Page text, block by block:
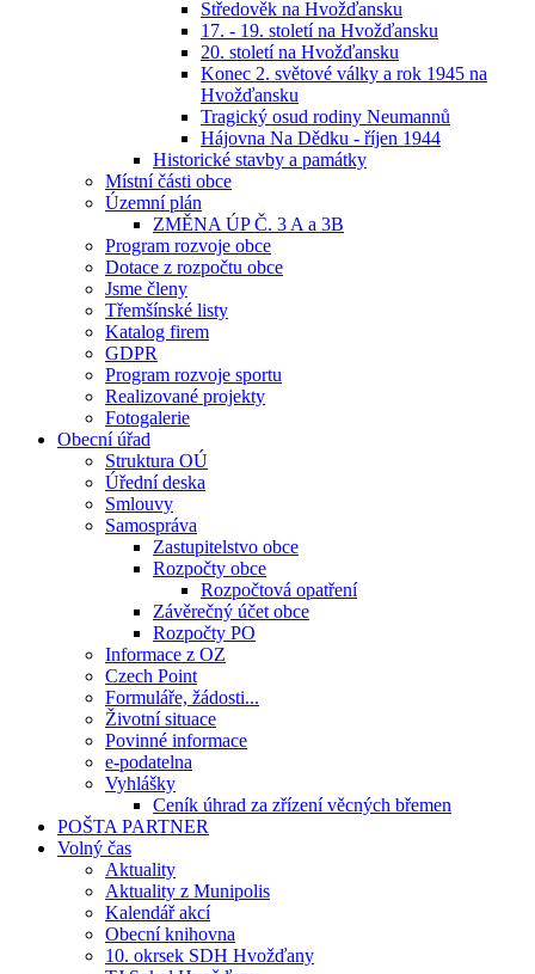
Středověk na Hvožďansku
17. - 19. století na Hvožďansku
20. století na Hvožďansku
Konec 2. světové války a rok 1945 na
Hvožďansku
Tragický osud rodiny Neumannů
Hájovna Na Dědku - říjen 1944
Historické stavby a památky
Místní části obce
Územní plán
ZMĚNA ÚP Č. 3 A a 3B
Program rozvoje obce
Dotace z rozpočtu obce
Jsme členy
Třemšínské listy
Katalog firem
GDPR
Program rozvoje sportu
Realizované projekty
Fotogalerie
Obecní úřad
Struktura OÚ
Úřední deska
Smlouvy
Samospráva
Zastupitelstvo obce
Rozpočty obce
Rozpočtová opatření
Závěrečný účet obce
Rozpočty PO
Informace z OZ
Czech Point
Formuláře, žádosti...
Životní situace
Povinné informace
e-podatelna
Vyhlášky
Ceník úhrad za zřízení věcných břemen
POŠTA PARTNER
Volný čas
Aktuality
Aktuality z Munipolis
Kalendář akcí
Obecní knihovna
10. okrsek SDH Hvožďany